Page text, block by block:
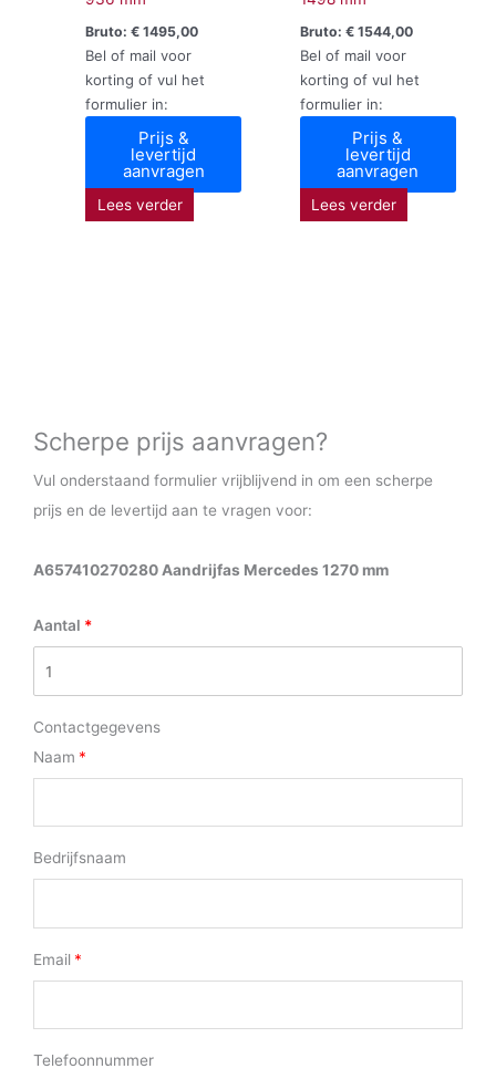
Bruto:€ 1495,00
Bel of mail voor
korting of vul het
formulier in:
Prijs &
levertijd
aanvragen
Lees verder
Bruto: €1544,00
Bel of mail voor
korting of vul het
formulier in:
Prijs &
levertijd
aanvragen
Lees verder
Scherpe prijs aanvragen?
Vul onderstaand formulier vrijblijvend in om een scherpe
prijs en de levertijd aan te vragen voor:
A657410270280 Aandrijfas Mercedes 1270 mm
Aantal
Contactgegevens
Naam
Bedrijfsnaam
Email
Telefoonnummer